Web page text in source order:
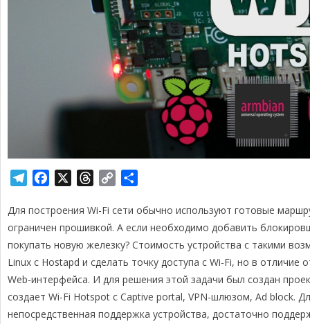
l
e
g
r
a
m
c
e
b
o
o
k
r
e
a
d
s
p
y
L
i
n
k
п
р
а
в
и
т
ь
Для построения Wi-Fi сети обычно используют готовые
ограничен прошивкой. А если необходимо добавить
покупать новую железку? Стоимость устройства с такими
Linux с Hostapd и сделать точку доступа с Wi-Fi, но в
Web-интерфейса. И для решения этой задачи был создан
создает Wi-Fi Hotspot с Captive portal, VPN-шлюзом, Ad block.
непосредственная поддержка устройства, достаточно